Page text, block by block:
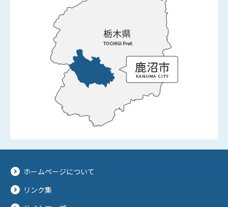
ホームページについて
リンク集